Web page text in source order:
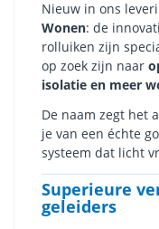
Nieuw in ons
Wonen: de
rolluiken zijn
op zoek zijn naar
isolatie en meer
De naam zegt het
je van een échte
systeem dat licht
Superieure
geleiders